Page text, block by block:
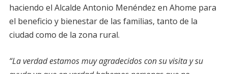
haciendo el Alcalde Antonio Menéndez en Ahome para
el beneficio y bienestar de las familias, tanto de la
ciudad como de la zona rural.
“La verdad estamos muy agradecidos con su visita y su